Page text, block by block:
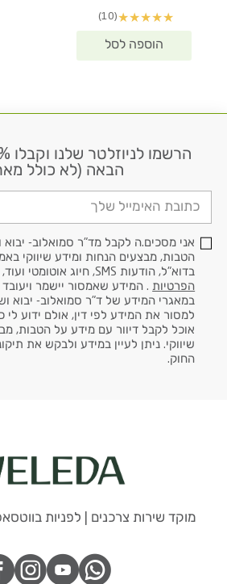
₪75.50.
★
★
★
★
★
(10)
הבאה (לא כולל
דוא׳׳ל
אני מסכים.ה לקבל מד"ר סמואלוב- יבוא
הטבות, מבצעים הנחות ומידע שיווקי
בדוא"ל, הודעות SMS, חיוג אוטומטי ועוד, בהתאם
הפרטיות . המידע שאמסור יישמר
במאגרי המידע של ד"ר סמואלוב- יבוא
למסור את המידע לפי דין, אולם ידוע
אוכל לקבל דיוור עם מידע על הטבות,
שיווקי. ניתן לעיין במידע ולבקש את
החוק.
מוקד שירות צרכנים | לפניות בווטסאפ - 054-